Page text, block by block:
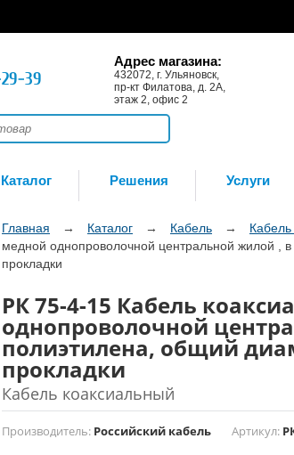
39
Адрес магазина:
432072, г. Ульяновск,
пр-кт Филатова, д. 2А,
этаж 2, офис 2
Каталог Решения Услуги
Главная → Каталог → Кабель →
медной однопроволочной центральной жилой ,
прокладки
РК 75-4-15 Кабель
однопроволочной
полиэтилена, общий
прокладки
Кабель коаксиальный
Производитель: Российский кабель Артикул: